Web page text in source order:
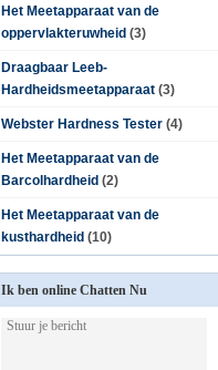
Het Meetapparaat van de
oppervlakteruwheid (3)
Draagbaar Leeb-
Hardheidsmeetapparaat (3)
Webster Hardness Tester (4)
Het Meetapparaat van de
Barcolhardheid (2)
Het Meetapparaat van de
kusthardheid (10)
Ik ben online Chatten Nu